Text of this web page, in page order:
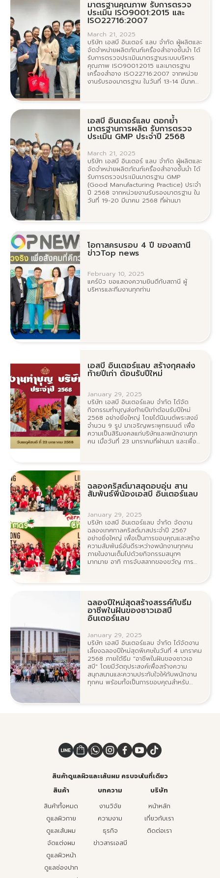
มาตรฐานคุณภาพ รับการตรวจ
ประเมิน ISO9001:2015 และ
ISO22716:2007
March 21, 2025
บริษัท เอสบี อินเตอร์ แลบ จำกัด ผู้ผลิตและ
จัดจำหน่ายผลิตภัณฑ์เครื่องสำอางชั้นนำ ได้
รับการตรวจประเมินมาตรฐานระบบบริหาร
คุณภาพ ISO9001:2015 และมาตรฐาน
เครื่องสำอาง ISO22716:2007 จากหน่วย
งานรับรองมาตรฐาน ในวันที่ 13-14 มีนาคม
เอสบี อินเตอร์แลบ ตอกย้ำ
มาตรฐานการผลิต รับการตรวจ
ประเมิน GMP ประจำปี 2568
March 21, 2025
บริษัท เอสบี อินเตอร์ แลบ จำกัด ผู้ผลิตและ
จัดจำหน่ายผลิตภัณฑ์เครื่องสำอางชั้นนำ ได้
รับการตรวจประเมินมาตรฐาน GMP
(Good Manufacturing Practice) ประจำ
ปี 2568 จากหน่วยงานรับรองมาตรฐาน ใน
วันที่ 19-20 มีนาคม 2568 ที่ผ่านมา
โอกาสครบรอบ 4 ปี ของสถานี
ข่าวTop news
February 10, 2025
แคร์บิว ขอแสดงความยินดีกับสถานี ผู้
บริหารและทีมงานทุกท่าน
เอสบี อินเตอร์แลบ สร้างกุศลส่ง
ท้ายปีเก่า ต้อนรับปีใหม่
January 29, 2025
บริษัท เอสบี อินเตอร์แลบ จำกัด ได้จัด
กิจกรรมทำบุญส่งท้ายปีเก่าต้อนรับปีใหม่
2568 อย่างยิ่งใหญ่ โดยได้นิมนต์พระสงฆ์
จำนวน 9 รูป มาเจริญพระพุทธมนต์ เพื่อ
ความเป็นสิริมงคลแก่บริษัทและพนักงานทุก
คน เมื่อวันที่ 23 มกราคมที่ผ่านมา และเพื่อ
ฉลองคริสต์มาสสุดอบอุ่น สาน
สัมพันธ์พี่น้องเอสบี อินเตอร์แลบ
January 29, 2025
บริษัท เอสบี อินเตอร์แลบ จำกัด จัดงาน
ฉลองเทศกาลคริสต์มาสประจำปี 2567
อย่างยิ่งใหญ่ เพื่อเป็นการขอบคุณและสร้าง
ความสัมพันธ์อันดีระหว่างพนักงานทุกคน
ภายในงานเต็มไปด้วยกิจกรรมสนุกๆ
มากมาย อาทิ การจับสลากของขวัญ การ
ฉลองปีใหม่สุดสร้างสรรค์กับธีม
อาชีพในฝันของชาวเอสบี
อินเตอร์แลบ
January 29, 2025
บริษัท เอสบี อินเตอร์แลบ จำกัด ได้จัดงาน
เลี้ยงฉลองปีใหม่สุดพิเศษในวันที่ 4 มกราคม
2568 ภายใต้ธีม "อาชีพในฝันของชาวเอ
สบี" โดยมีวัตถุประสงค์เพื่อสร้างความ
สนุกสนานและความประทับใจให้กับพนักงาน
ทุกคน พร้อมทั้งเป็นการขอบคุณสำหรับ
สินค้าดูแลผิวและเส้นผม ครบจบในที่เดียว
สินค้า
สินค้าทั้งหมด
ดูแลผิวกาย
ดูแลเส้นผม
จัดแต่งผม
ดูแลผิวหน้า
ดูแลช่องปาก
บทความ
งานวิจัย
ความงาม
ธุรกิจ
ข่าวสารเอสบี
บริษัท
หน้าหลัก
เกี่ยวกับเรา
ติดต่อเรา